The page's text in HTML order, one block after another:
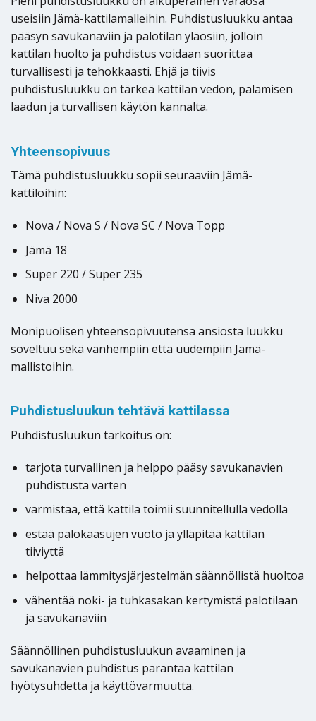
useisiin Jämä-kattilamalleihin. Puhdistusluukku antaa
pääsyn savukanaviin ja palotilan yläosiin, jolloin
kattilan huolto ja puhdistus voidaan suorittaa
turvallisesti ja tehokkaasti. Ehjä ja tiivis
puhdistusluukku on tärkeä kattilan vedon, palamisen
laadun ja turvallisen käytön kannalta.
Yhteensopivuus
Tämä puhdistusluukku sopii seuraaviin Jämä-
kattiloihin:
Nova / Nova S / Nova SC / Nova Topp
Jämä 18
Super 220 / Super 235
Niva 2000
Monipuolisen yhteensopivuutensa ansiosta luukku
soveltuu sekä vanhempiin että uudempiin Jämä-
mallistoihin.
Puhdistusluukun tehtävä kattilassa
Puhdistusluukun tarkoitus on:
tarjota turvallinen ja helppo pääsy savukanavien
puhdistusta varten
varmistaa, että kattila toimii suunnitellulla vedolla
estää palokaasujen vuoto ja ylläpitää kattilan
tiiviyttä
helpottaa lämmitysjärjestelmän säännöllistä huoltoa
vähentää noki- ja tuhkasakan kertymistä palotilaan
ja savukanaviin
Säännöllinen puhdistusluukun avaaminen ja
savukanavien puhdistus parantaa kattilan
hyötysuhdetta ja käyttövarmuutta.